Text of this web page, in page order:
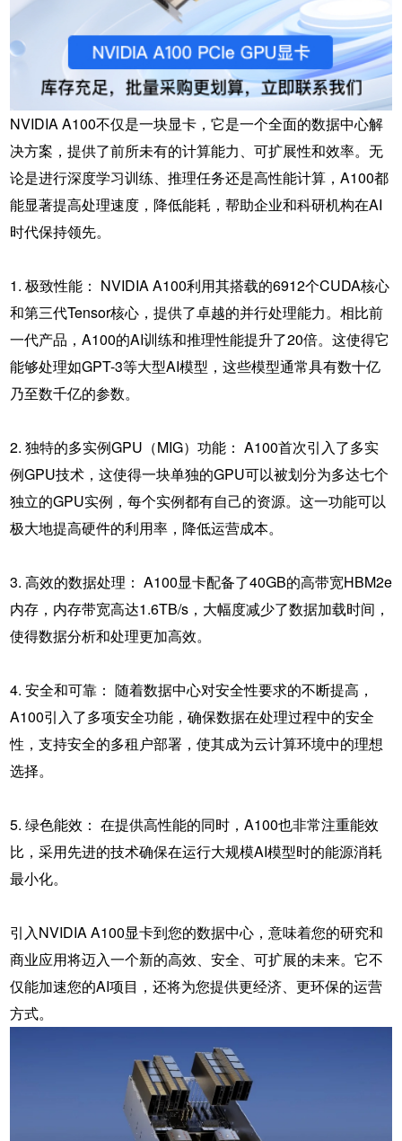
NVIDIA A100不仅是一块显卡，它是一个全面的数据中心解
决方案，提供了前所未有的计算能力、可扩展性和效率。无
论是进行深度学习训练、推理任务还是高性能计算，A100都
能显著提高处理速度，降低能耗，帮助企业和科研机构在AI
时代保持领先。
1. 极致性能： NVIDIA A100利用其搭载的6912个CUDA核心
和第三代Tensor核心，提供了卓越的并行处理能力。相比前
一代产品，A100的AI训练和推理性能提升了20倍。这使得它
能够处理如GPT-3等大型AI模型，这些模型通常具有数十亿
乃至数千亿的参数。
2. 独特的多实例GPU（MIG）功能： A100首次引入了多实
例GPU技术，这使得一块单独的GPU可以被划分为多达七个
独立的GPU实例，每个实例都有自己的资源。这一功能可以
极大地提高硬件的利用率，降低运营成本。
3. 高效的数据处理： A100显卡配备了40GB的高带宽HBM2e
内存，内存带宽高达1.6TB/s，大幅度减少了数据加载时间，
使得数据分析和处理更加高效。
4. 安全和可靠： 随着数据中心对安全性要求的不断提高，
A100引入了多项安全功能，确保数据在处理过程中的安全
性，支持安全的多租户部署，使其成为云计算环境中的理想
选择。
5. 绿色能效： 在提供高性能的同时，A100也非常注重能效
比，采用先进的技术确保在运行大规模AI模型时的能源消耗
最小化。
引入NVIDIA A100显卡到您的数据中心，意味着您的研究和
商业应用将迈入一个新的高效、安全、可扩展的未来。它不
仅能加速您的AI项目，还将为您提供更经济、更环保的运营
方式。